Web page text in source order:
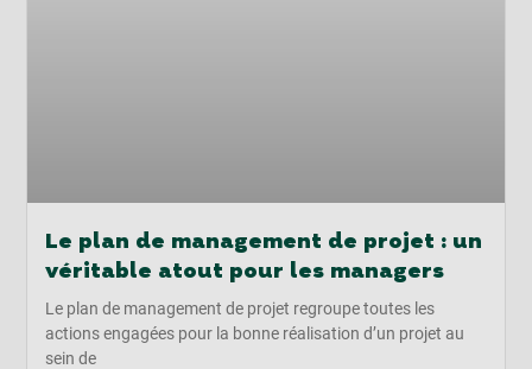
Le plan de management de projet : un
véritable atout pour les managers
Le plan de management de projet regroupe toutes les
actions engagées pour la bonne réalisation d’un projet au
sein de